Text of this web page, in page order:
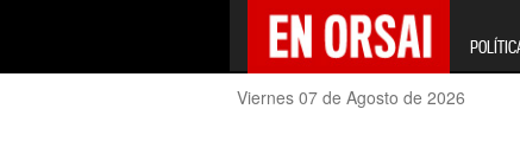
Viernes 07 de Agosto de 2026